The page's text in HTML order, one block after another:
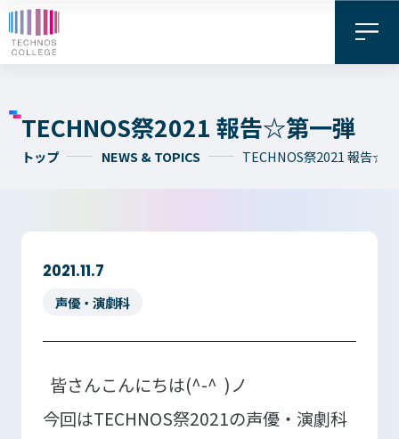
WEB出願
TECHNOS祭2021 報告☆第一弾
トップ NEWS & TOPICS TECHNOS祭2021 報告☆
2021.11.7
声優・演劇科
皆さんこんにちは(^-^ )ノ
今回はTECHNOS祭2021の声優・演劇科